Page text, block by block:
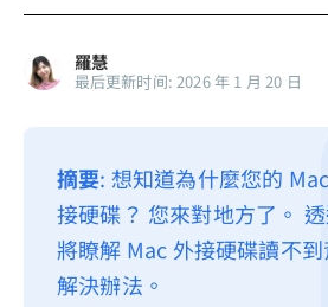
BuhoRepair
BuhoNTFS
關於我們
聯絡我們
隱私權政策
服務條款
羅慧
最后更新时间: 2026 年 1 月 20 日
摘要: 想知道為什麼您的
接硬碟？ 您來對地方了。
將瞭解 Mac 外接硬碟讀不
解決辦法。